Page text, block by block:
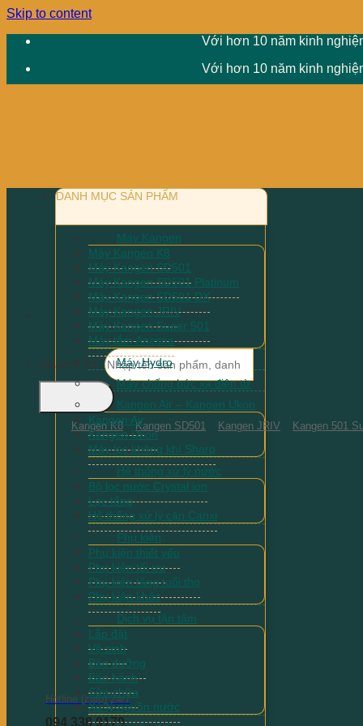
Skip to content
Với hơn 10 năm kinh
Với hơn 10 năm kinh
Search for:
Kangen K8 Kangen SD501 Kangen JRIV Kangen 501
Hotline (zalo) 24/7
094 338 9179
DANH MỤC SẢN PHẨM
Máy Kangen
Máy Kangen K8
Máy Kangen SD501
Máy Kangen SD501 Platinum
Máy Kangen SD501 DX
Máy Kangen JRIV
Máy Kangen Super 501
Máy tắm Anespa
Máy Hydro
Máy chống bức xạ điện từ
Kangen Air – Kangen Ukon
Kangen Air
Kangen Ukon
Máy lọc không khí Sharp
Hệ thống xử lý nước
Bộ lọc nước Crystal ion
Lọc tổng
Hệ thống xử lý cặn Canxi
Phụ kiện
Phụ kiện thiết yếu
Phụ kiện tối ưu
Phụ kiện tăng tuổi thọ
Phụ kiện khác
Dịch vụ tận tâm
Lắp đặt
Vệ sinh
Bảo dưỡng
Bảo hành
Sửa chữa
Xử lý nguồn nước